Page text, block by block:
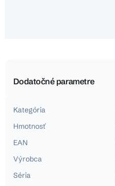
Dodatočné parametre
Kategória
Hmotnosť
EAN
Výrobca
Séria